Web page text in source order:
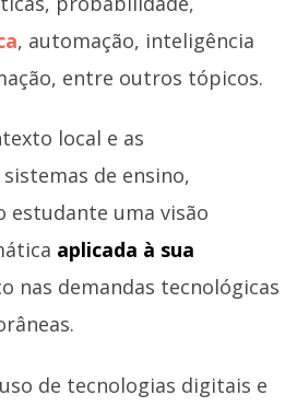
, automação, inteligência
entre outros tópicos.
local e as
de ensino,
estudante uma visão
aplicada à sua
nas demandas tecnológicas
de tecnologias digitais e